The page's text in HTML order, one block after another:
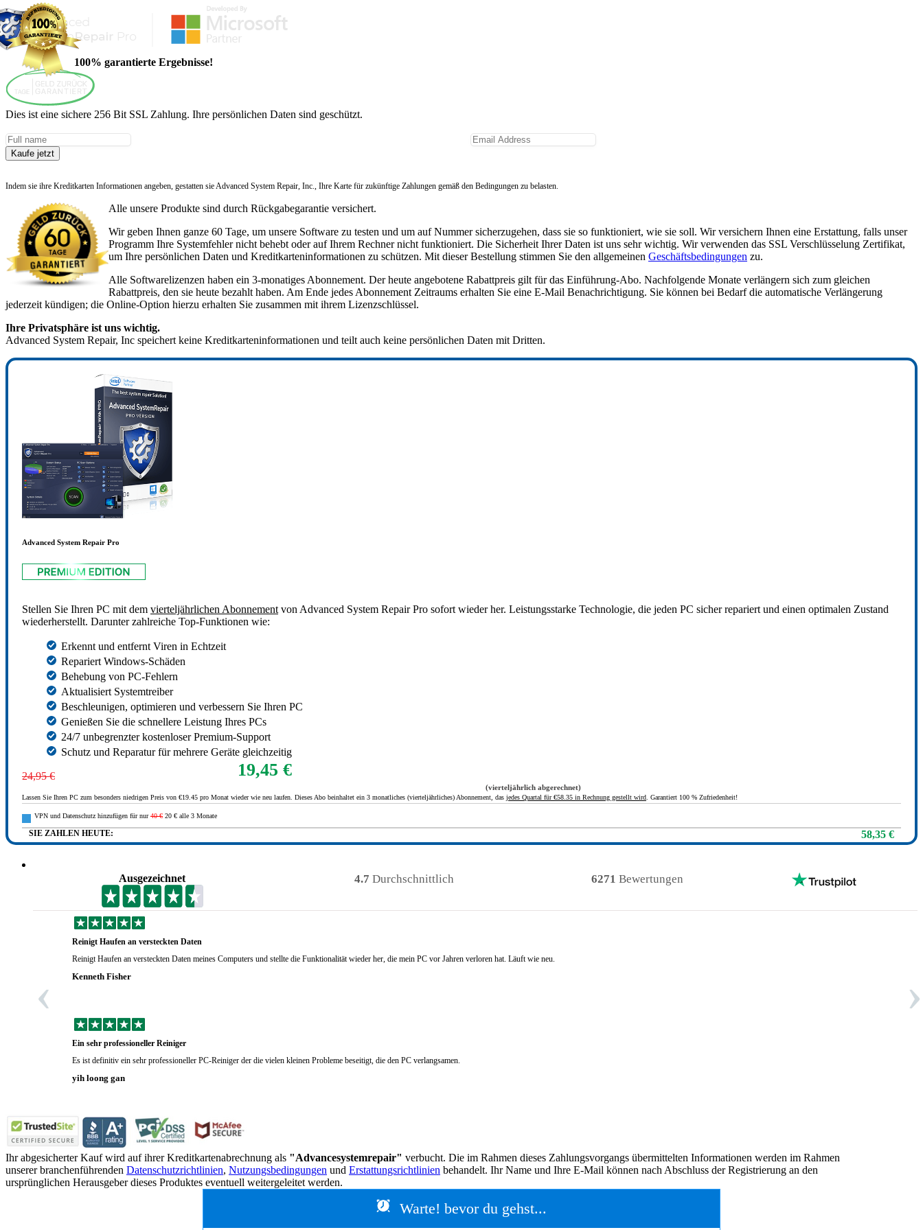
100% garantierte Ergebnisse!
Dies ist eine sichere 256 Bit SSL Zahlung. Ihre persönlichen Daten sind geschützt.
Kaufe jetzt
Indem sie ihre Kreditkarten Informationen angeben, gestatten sie Advanced System Repair, Inc., Ihre Karte für zukünftige Zahlungen gemäß den Bedingungen zu belasten.
Alle unsere Produkte sind durch Rückgabegarantie versichert.
Wir geben Ihnen ganze 60 Tage, um unsere Software zu testen und um auf Nummer sicherzugehen, dass sie so funktioniert, wie sie soll. Wir versichern Ihnen eine Erstattung, falls unser
Programm Ihre Systemfehler nicht behebt oder auf Ihrem Rechner nicht funktioniert. Die Sicherheit Ihrer Daten ist uns sehr wichtig. Wir verwenden das SSL Verschlüsselung Zertifikat,
um Ihre persönlichen Daten und Kreditkarteninformationen zu schützen. Mit dieser Bestellung stimmen Sie den allgemeinen Geschäftsbedingungen zu.
Alle Softwarelizenzen haben ein 3-monatiges Abonnement. Der heute angebotene Rabattpreis gilt für das Einführung-Abo. Nachfolgende Monate verlängern sich zum gleichen
Rabattpreis, den sie heute bezahlt haben. Am Ende jedes Abonnement Zeitraums erhalten Sie eine E-Mail Benachrichtigung. Sie können bei Bedarf die automatische Verlängerung
jederzeit kündigen; die Online-Option hierzu erhalten Sie zusammen mit ihrem Lizenzschlüssel.
Ihre Privatsphäre ist uns wichtig.
Advanced System Repair, Inc speichert keine Kreditkarteninformationen und teilt auch keine persönlichen Daten mit Dritten.
Advanced System Repair Pro
Stellen Sie Ihren PC mit dem vierteljährlichen Abonnement von Advanced System Repair Pro sofort wieder her. Leistungsstarke Technologie, die jeden PC sicher repariert und einen optimalen Zustand
wiederherstellt. Darunter zahlreiche Top-Funktionen wie:
Erkennt und entfernt Viren in Echtzeit
Repariert Windows-Schäden
Behebung von PC-Fehlern
Aktualisiert Systemtreiber
Beschleunigen, optimieren und verbessern Sie Ihren PC
Genießen Sie die schnellere Leistung Ihres PCs
24/7 unbegrenzter kostenloser Premium-Support
Schutz und Reparatur für mehrere Geräte gleichzeitig
24,95 € 19,45 €
(vierteljährlich abgerechnet)
Lassen Sie Ihren PC zum besonders niedrigen Preis von €19.45 pro Monat wieder wie neu laufen. Dieses Abo beinhaltet ein 3 monatliches (vierteljährliches) Abonnement, das jedes Quartal für €58.35 in Rechnung gestellt wird . Garantiert 100 % Zufriedenheit!
VPN und Datenschutz hinzufügen für nur40 € 20 € alle 3 Monate
SIE ZAHLEN HEUTE: 58,35 €
Ausgezeichnet 4.7 Durchschnittlich 6271 Bewertungen
Reinigt Haufen an versteckten Daten
Reinigt Haufen an versteckten Daten meines Computers und stellte die Funktionalität wieder her, die mein PC vor Jahren verloren hat. Läuft wie neu.
Kenneth Fisher
Ein sehr professioneller Reiniger
Es ist definitiv ein sehr professioneller PC-Reiniger der die vielen kleinen Probleme beseitigt, die den PC verlangsamen.
yih loong gan
‹ ›
Ihr abgesicherter Kauf wird auf ihrer Kreditkartenabrechnung als "Advancesystemrepair" verbucht. Die im Rahmen dieses Zahlungsvorgangs übermittelten Informationen werden im Rahmen
unserer branchenführenden Datenschutzrichtlinien, Nutzungsbedingungen und Erstattungsrichtlinien behandelt. Ihr Name und Ihre E-Mail können nach Abschluss der Registrierung an den
ursprünglichen Herausgeber dieses Produktes eventuell weitergeleitet werden.
Warte! bevor du gehst...